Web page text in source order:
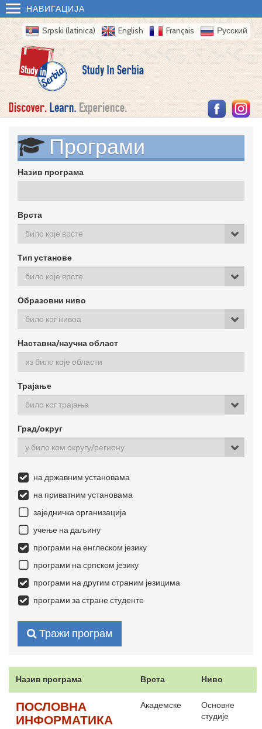
НАВИГАЦИЈА
Srpski (latinica) English Français Русский
Програми
Назив програма
Врста
било које врсте
Тип установе
било које врсте
Образовни ниво
било ког нивоа
Наставна/научна област
Трајање
било ког трајања
Град/округ
у било ком округу/региону
на државним установама
на приватним установама
заједничка организација
учење на даљину
програми на енглеском језику
програми на српском језику
програми на другим страним језицима
програми за стране студенте
Тражи програм
Назив програма Врста Ниво
ПОСЛОВНА
ИНФОРМАТИКА
Академске
Основне
студије